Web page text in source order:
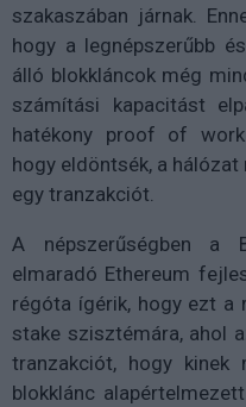
szakaszában járnak.
hogy a legnépszerűbb
álló blokkláncok még
számítási kapacitást
hatékony proof of
hogy eldöntsék, a
egy tranzakciót.
A népszerűségben a
elmaradó Ethereum
régóta ígérik, hogy ezt
stake szisztémára, ahol
tranzakciót, hogy kinek
blokklánc